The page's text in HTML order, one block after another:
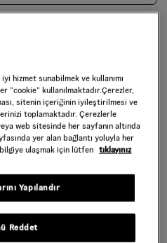
hizmet sunabilmek ve kullanımı
”cookie” kullanılmaktadır.Çerezler,
sitenin içeriğinin iyileştirilmesi ve
toplamaktadır. Çerezlerle
web sitesinde her sayfanın altında
yer alan bağlantı yoluyla her
ulaşmak için lütfen tıklayınız
Reddet
Yapılandır